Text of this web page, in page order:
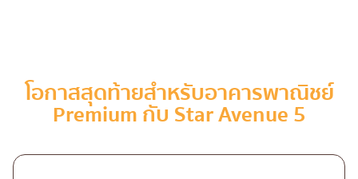
โอกาสสุดท้ายสำหรับอาคารพาณิชย์
Premium กับ Star Avenue 5